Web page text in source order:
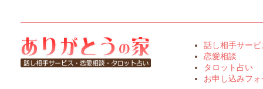
話し相手サービ
恋愛相談
タロット占い
お申し込みフ